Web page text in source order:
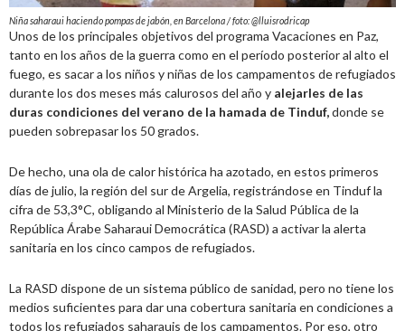
Niña saharaui haciendo pompas de jabón, en Barcelona / foto: @lluisrodricap
Unos de los principales objetivos del programa Vacaciones en Paz,
tanto en los años de la guerra como en el período posterior al alto el
fuego, es sacar a los niños y niñas de los campamentos de refugiados
durante los dos meses más calurosos del año y alejarles de las
duras condiciones del verano de la hamada de Tinduf,donde se
pueden sobrepasar los 50 grados.
De hecho, una ola de calor histórica ha azotado, en estos primeros
días de julio, la región del sur de Argelia, registrándose en Tinduf la
cifra de 53,3°C, obligando al Ministerio de la Salud Pública de la
República Árabe Saharaui Democrática (RASD) a activar la alerta
sanitaria en los cinco campos de refugiados.
La RASD dispone de un sistema público de sanidad, pero no tiene los
medios suficientes para dar una cobertura sanitaria en condiciones a
todos los refugiados saharauis de los campamentos. Por eso, otro